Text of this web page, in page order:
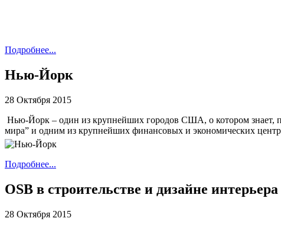
Подробнее...
Нью-Йорк
28 Октября 2015
Нью-Йорк – один из крупнейших городов США, о котором знает,
мира” и одним из крупнейших финансовых и экономических
Подробнее...
OSB в строительстве и дизайне интерьера
28 Октября 2015